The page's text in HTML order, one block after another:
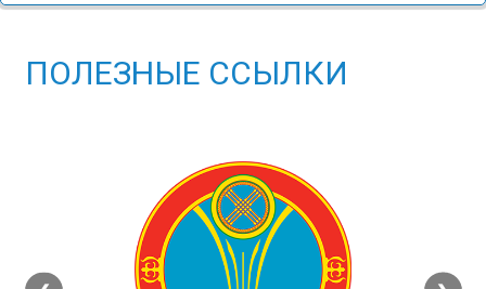
ПОЛЕЗНЫЕ ССЫЛКИ